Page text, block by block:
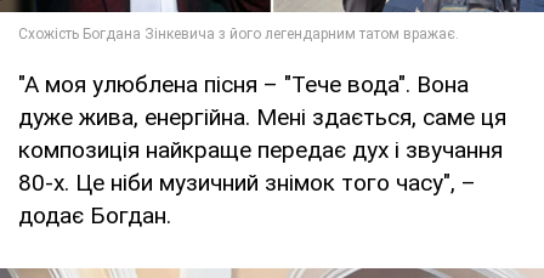
"А моя улюблена пісня – "Тече вода". Вона
дуже жива, енергійна. Мені здається, саме ця
композиція найкраще передає дух і звучання
80-х. Це ніби музичний знімок того часу", –
додає Богдан.